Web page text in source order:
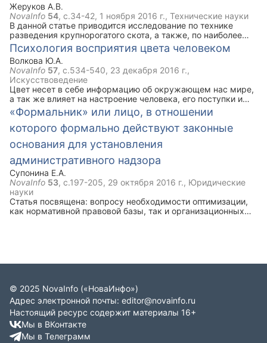
Жеруков А.В.
NovaInfo 54, с.34-42, 1 ноября 2016 г., Технические науки
В данной статье приводится исследование по технике
разведения крупнорогатого скота, а также, по наиболее
благоприятным подходам к выращиванию племенного
молодняка, наиболее проблемным периодам при
выращивании телят, расчеты рациона и массы для
кормления племенных телят на примере голштинской
породы до 6-месячного возраста.
Психология восприятия цвета человеком
Волкова Ю.А.
NovaInfo 57, с.534-540, 23 декабря 2016 г.,
Искусствоведение
Цвет несет в себе информацию об окружающем нас мире,
а так же влияет на настроение человека, его поступки и
решения. Он может вызывать некоторые ассоциации или
же воздействовать на мозг человека, заставляя его
чувствовать соответствующие эмоции и совершать
определённые действия.
«Формальник» или лицо, в отношении
которого формально действуют законные
основания для установления
административного надзора
Супонина Е.А.
NovaInfo 53, с.197-205, 29 октября 2016 г., Юридические
науки
Статья посвящена: вопросу необходимости оптимизации,
как нормативной правовой базы, так и организационных
© 2025 NovaInfo («НоваИнфо»)
Адрес электронной почты: editor@novainfo.ru
Настоящий ресурс содержит материалы 16+
Мы в ВКонтакте
Мы в Телеграмм